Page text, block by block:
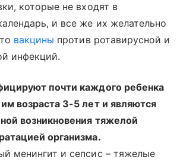
которые не входят в
и все же их желательно
вакцины против ротавирусной и
инфекций.
почти каждого ребенка
возраста 3-5 лет и являются
возникновения тяжелой
организма.
менингит и сепсис – тяжелые